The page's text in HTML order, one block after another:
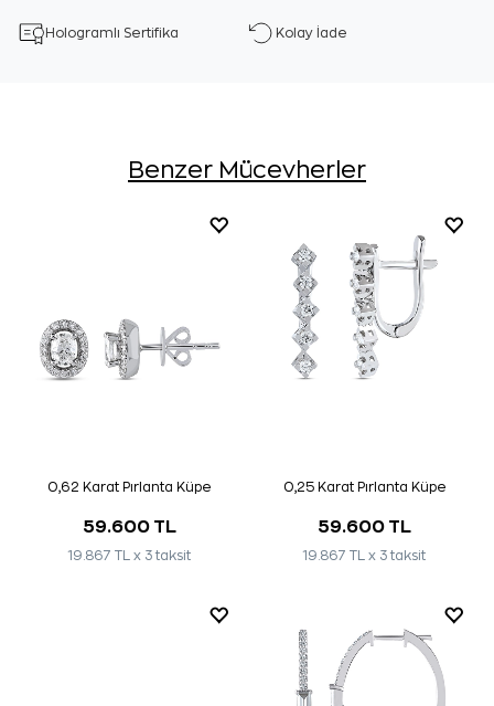
Hologramlı Sertifika Kolay İade
Benzer Mücevherler
0,62 Karat Pırlanta Küpe
59.600 TL
19.867 TL x 3 taksit
0,25 Karat Pırlanta Küpe
59.600 TL
19.867 TL x 3 taksit